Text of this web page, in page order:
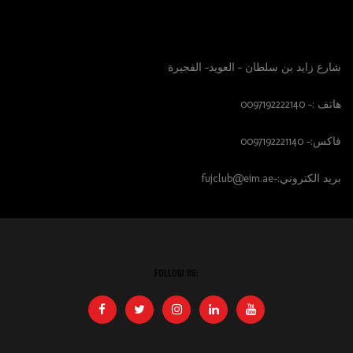
شارع زايد بن سلطان – العويد- الفجيرة
هاتف :- 0097192222140
فاكس:- 0097192221140
بريد الكتروني:-fujclub@eim.ae
FOLLOW US: